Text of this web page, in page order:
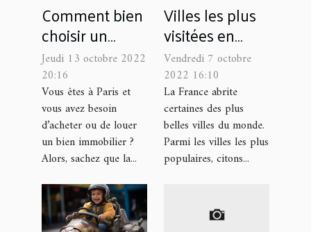
Comment bien
choisir un
chasseur
d’appartement
à Paris ?old
Jeudi 13 octobre 2022
20:16
Vous êtes à Paris et
vous avez besoin
d’acheter ou de louer
un bien immobilier ?
Alors, sachez que la...
Villes les plus
visitées en
France
Vendredi 7 octobre
2022 16:10
La France abrite
certaines des plus
belles villes du monde.
Parmi les villes les plus
populaires, citons...